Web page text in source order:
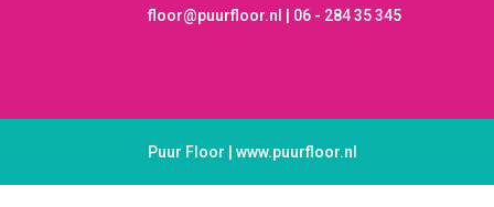
floor@puurfloor.nl | 06 - 284 35 345
Puur Floor | www.puurfloor.nl